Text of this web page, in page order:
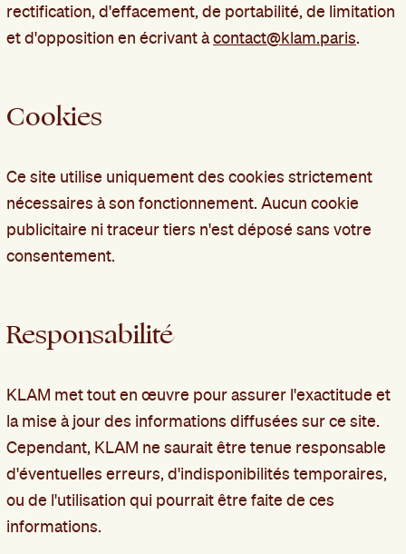
rectification, d'effacement, de portabilité, de limitation
et d'opposition en écrivant àcontact@klam.paris.
Cookies
Ce site utilise uniquement des cookies strictement
nécessaires à son fonctionnement. Aucun cookie
publicitaire ni traceur tiers n'est déposé sans votre
consentement.
Responsabilité
KLAM met tout en œuvre pour assurer l'exactitude et
la mise à jour des informations diffusées sur ce site.
Cependant, KLAM ne saurait être tenue responsable
d'éventuelles erreurs, d'indisponibilités temporaires,
ou de l'utilisation qui pourrait être faite de ces
informations.